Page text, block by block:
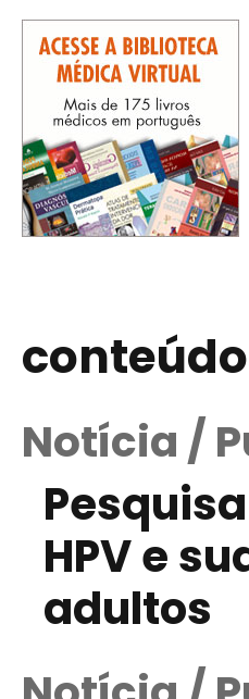
Notícia /
HPV e
adultos